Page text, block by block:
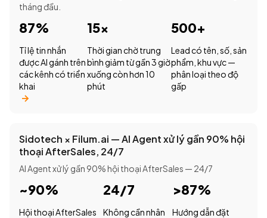
tháng đầu.
87%
Tỉ lệ tin nhắn
được AI gánh trên
các kênh có triển
khai
15×
Thời gian chờ trung
bình giảm từ gần 3 giờ
xuống còn hơn 10
phút
500+
Lead có tên, số, sản
phẩm, khu vực —
phân loại theo độ
gấp
Sidotech × Filum.ai — AI Agent xử lý gần 90% hội
thoại AfterSales, 24/7
AI Agent xử lý gần 90% hội thoại AfterSales — 24/7
~90%
Hội thoại AfterSales
24/7
Không cần nhân
>87%
Hướng dẫn đặt